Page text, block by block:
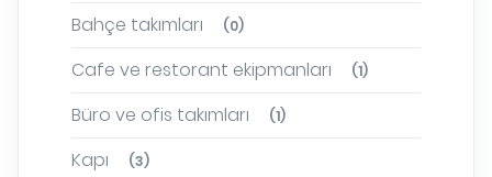
Bahçe takımları (0)
Cafe ve restorant ekipmanları (1)
Büro ve ofis takımları (1)
Kapı (3)